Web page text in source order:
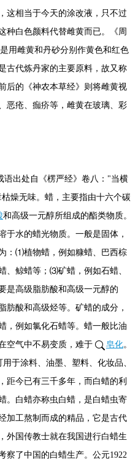
这相当于今天的涂改液，只不过
种白色颜料代替雌黄而已。《周
用雌黄和丹砂分别作黄色和红色
古代炼丹家的主要原料，故又称
后的《神农本草经》则将雌黄视
恶疮、痂疥等，雌黄在玻璃、彩
出处自《楞严经》卷八："当横
燥无味。蜡，主要指由十六个碳
和高级一元醇所组成的酯类物质。
于水的蜡光物质。一般是固体，
：⑴植物蜡，例如糠蜡、巴西棕
、鲸蜡等；⑶矿蜡，例如石蜡、
是高级脂肪酸和高级一元醇的
肪酸和高级烃等。矿蜡的成分，
，例如氯化石蜡等。蜡一般比油
空气中不易变质，难于
皂化。
用于涂料、油墨、塑料、化妆品、
今已有三千多年，而白蜡的利
。白蜡亦称虫白蜡，是白蜡虫寄
加工熬制而成的精品，它是古代
外国传教士就在我国进行白蜡生
察了中国的白蜡生产。公元1922